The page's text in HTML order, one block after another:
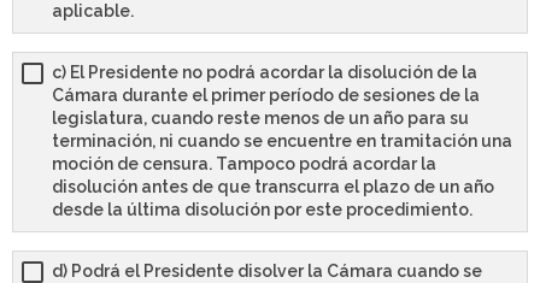
aplicable.
c) El Presidente no podrá acordar la disolución de la
Cámara durante el primer período de sesiones de la
legislatura, cuando reste menos de un año para su
terminación, ni cuando se encuentre en tramitación una
moción de censura. Tampoco podrá acordar la
disolución antes de que transcurra el plazo de un año
desde la última disolución por este procedimiento.
d) Podrá el Presidente disolver la Cámara cuando se